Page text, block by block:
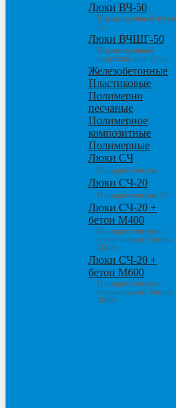
Люки ВЧ-50
Высокопрочный чугун
50
Люки ВЧШГ-50
Высокопрочный
сверхтяжелый чугун
Железобетонные
Пластиковые
Полимерно
песчаные
Полимерное
композитные
Полимерные
Люки СЧ
Из серого чугуна
Люки СЧ-20
Из серого чугуна 20
Люки СЧ-20 +
бетон М400
Из серого чугуна с
основанием из бетона
М400
Люки СЧ-20 +
бетон М600
Из серого чугуна с
основанием из бетона
М600